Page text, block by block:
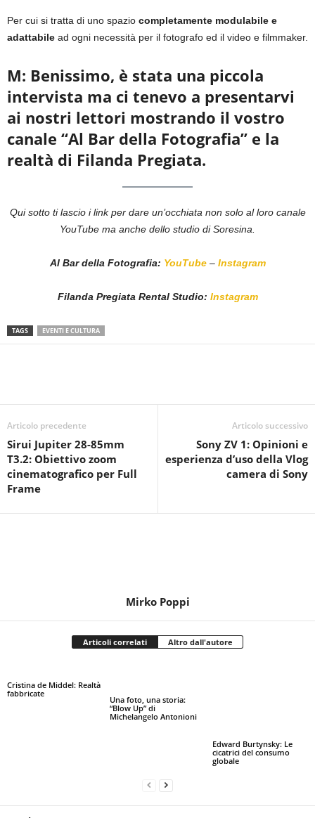
Per cui si tratta di uno spazio completamente modulabile e
adattabile ad ogni necessità per il fotografo ed il video e filmmaker.
M: Benissimo, è stata una piccola
intervista ma ci tenevo a presentarvi
ai nostri lettori mostrando il vostro
canale “Al Bar della Fotografia” e la
realtà di Filanda Pregiata.
Qui sotto ti lascio i link per dare un’occhiata non solo al loro canale
YouTube ma anche dello studio di Soresina.
Al Bar della Fotografia: YouTube – Instagram
Filanda Pregiata Rental Studio: Instagram
TAGS EVENTI E CULTURA
Articolo precedente
Sirui Jupiter 28-85mm
T3.2: Obiettivo zoom
cinematografico per Full
Frame
Articolo successivo
Sony ZV 1: Opinioni e
esperienza d’uso della Vlog
camera di Sony
Mirko Poppi
Articoli correlati Altro dall'autore
Cristina de Middel: Realtà
fabbricate
Una foto, una storia:
“Blow Up” di
Michelangelo Antonioni
Edward Burtynsky: Le
cicatrici del consumo
globale